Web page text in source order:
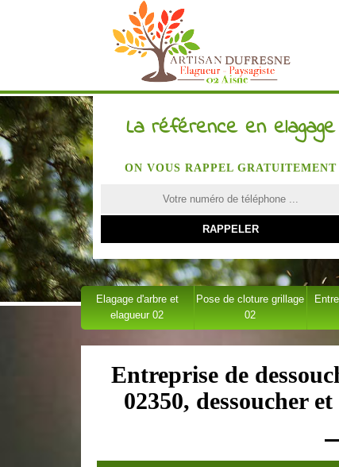
La référence en elagage
ON VOUS RAPPEL GRATUITEMENT
Elagage d'arbre et
elagueur 02
Pose de cloture grillage
02
Entreprise de
02350, dessoucher